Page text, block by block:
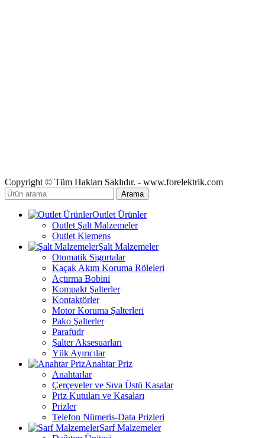
Copyright © Tüm Hakları Saklıdır. - www.forelektrik.com
Arama
Outlet Ürünler
Outlet Şalt Malzemeler
Outlet Klemens
Şalt Malzemeler
Otomatik Sigortalar
Kaçak Akım Koruma Röleleri
Açtırma Bobini
Kompakt Şalterler
Kontaktörler
Motor Koruma Şalterleri
Pako Şalterler
Parafudr
Şalter Aksesuarları
Yük Ayırıcılar
Anahtar Priz
Anahtarlar
Çerçeveler ve Sıva Üstü Kasalar
Priz Kutuları ve Kasaları
Prizler
Telefon Nümeris-Data Prizleri
Sarf Malzemeler